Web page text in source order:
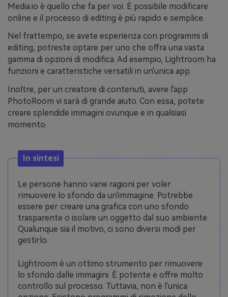
Media.io è quello che fa per voi. È possibile modificare
online e il processo di editing è più rapido e semplice.
Nel frattempo, se avete esperienza con programmi di
editing, potreste optare per uno che offra una vasta
gamma di opzioni di modifica. Ad esempio, Lightroom ha
funzioni e caratteristiche versatili in un'unica app.
Inoltre, per un creatore di contenuti, avere l'app
PhotoRoom vi sarà di grande aiuto. Con essa, potete
creare splendide immagini ovunque e in qualsiasi
momento.
In sintesi
Le persone hanno varie ragioni per voler
rimuovere lo sfondo da un'immagine. Potrebbe
essere per creare una grafica con uno sfondo
trasparente o isolare un oggetto dal suo ambiente.
Qualunque sia il motivo, ci sono diversi modi per
gestirlo.
Lightroom è un ottimo strumento per rimuovere
lo sfondo dalle immagini. È potente e offre molto
controllo sul processo. Tuttavia, non è l'unica